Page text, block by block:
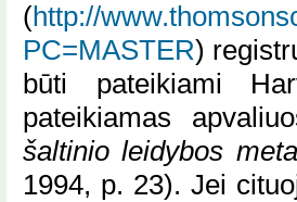
(http://
PC=MASTER)
būti pateikiami
pateikiamas
šaltinio leidybos
1994, p. 23). Jei